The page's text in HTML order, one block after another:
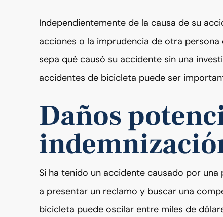
Independientemente de la causa de su
acciones o la imprudencia de otra
sepa qué causó su accidente sin una
accidentes de bicicleta puede ser
Daños
Si ha tenido un accidente causado por
a presentar un reclamo y buscar una
bicicleta puede oscilar entre miles de